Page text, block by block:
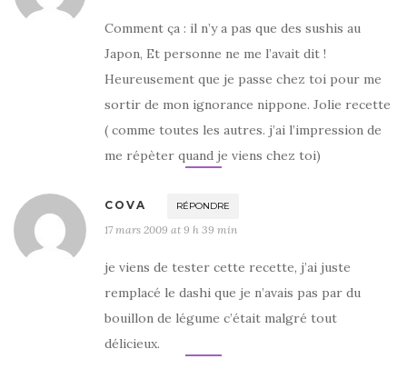
Comment ça : il n’y a pas que des sushis au
Japon, Et personne ne me l’avait dit !
Heureusement que je passe chez toi pour me
sortir de mon ignorance nippone. Jolie recette
( comme toutes les autres. j’ai l’impression de
me répèter quand je viens chez toi)
COVA RÉPONDRE
17 mars 2009 at 9 h 39 min
je viens de tester cette recette, j’ai juste
remplacé le dashi que je n’avais pas par du
bouillon de légume c’était malgré tout
délicieux.